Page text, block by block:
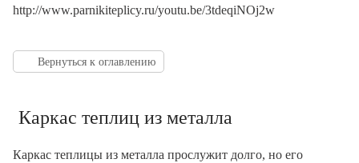
http://www.parnikiteplicy.ru/youtu.be/3tdeqiNOj2w
Вернуться к оглавлению
Каркас теплиц из металла
Каркас теплицы из металла прослужит долго, но его